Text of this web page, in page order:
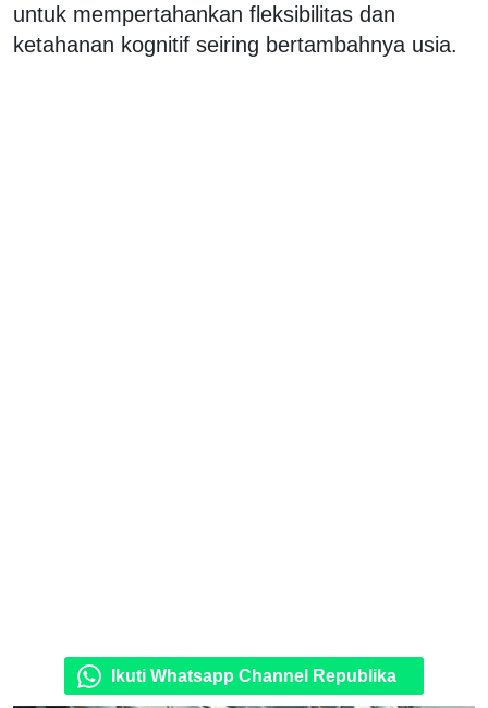
untuk mempertahankan fleksibilitas dan
ketahanan kognitif seiring bertambahnya usia.
Ikuti Whatsapp Channel Republika